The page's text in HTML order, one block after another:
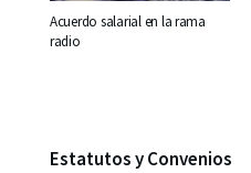
Acuerdo salarial en la rama
radio
Estatutos y Convenios